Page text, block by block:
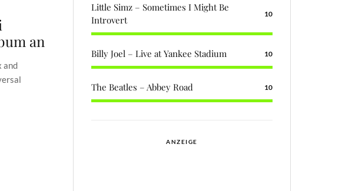
an
and
Little Simz – Sometimes I Might Be
Introvert
10
Billy Joel – Live at Yankee Stadium 10
The Beatles – Abbey Road 10
ANZEIGE